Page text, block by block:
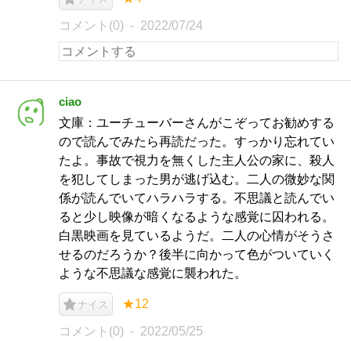
コメント(0) 2022/07/24
ciao
文庫：ユーチューバーさんがこぞってお勧めする
ので読んでみたら再読だった。すっかり忘れてい
たよ。事故で視力を無くした主人公の家に、殺人
を犯してしまった男が逃げ込む。二人の微妙な関
係が読んでいてハラハラする。不思議と読んでい
ると少し映像が暗くなるような感覚に囚われる。
白黒映画を見ているようだ。二人の心情がそうさ
せるのだろうか？後半に向かって色がついていく
ような不思議な感覚に襲われた。
ナイス ★12
コメント(0) 2022/05/25